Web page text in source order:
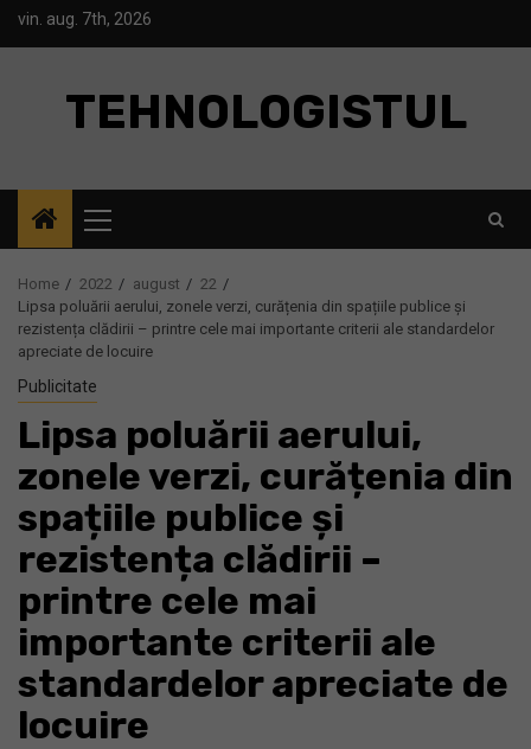
Skipvin. aug. 7th, 2026
TEHNOLOGISTUL
Menu
Home 2022 august
22
Lipsa poluării aerului, zonele verzi, curățenia din spațiile publice și
rezistența clădirii – printre cele mai importante criterii ale standardelor
apreciate de locuire
Publicitate
Lipsa poluării aerului,
zonele verzi, curățenia din
spațiile publice și
rezistența clădirii –
printre cele mai
importante criterii ale
standardelor apreciate de
locuire